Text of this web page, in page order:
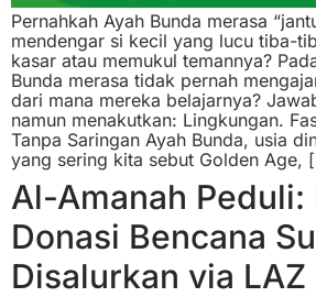
Pernahkah Ayah Bunda merasa
mendengar si kecil yang lucu tiba-
kasar atau memukul temannya?
Bunda merasa tidak pernah
dari mana mereka belajarnya?
namun menakutkan: Lingkungan.
Tanpa Saringan Ayah Bunda, usia
yang sering kita sebut Golden Age,
Al-Amanah Peduli:
Donasi Bencana
Disalurkan via LAZ